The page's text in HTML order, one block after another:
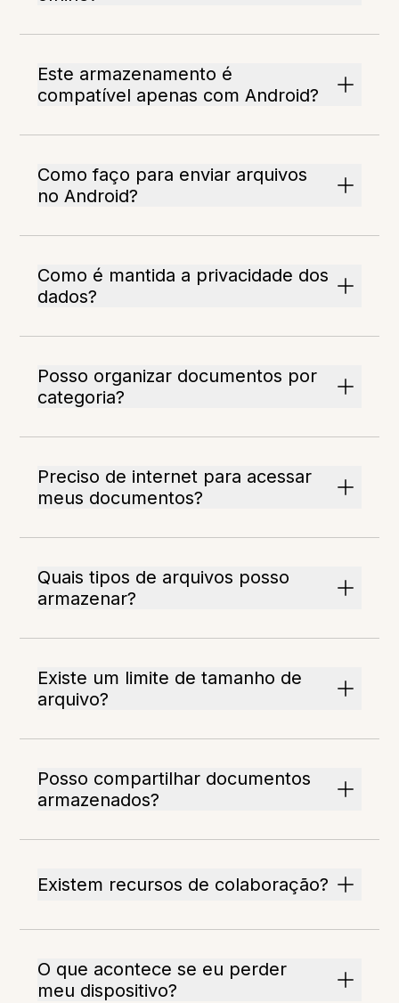
Este armazenamento é
compatível apenas com Android?
Como faço para enviar arquivos
no Android?
Como é mantida a privacidade dos
dados?
Posso organizar documentos por
categoria?
Preciso de internet para acessar
meus documentos?
Quais tipos de arquivos posso
armazenar?
Existe um limite de tamanho de
arquivo?
Posso compartilhar documentos
armazenados?
Existem recursos de colaboração?
O que acontece se eu perder
meu dispositivo?